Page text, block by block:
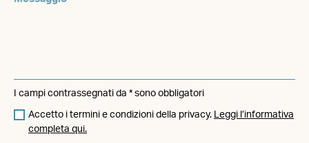
I campi contrassegnati da * sono obbligatori
Accetto i termini e condizioni della privacy. Leggi l’informativa
completa qui.